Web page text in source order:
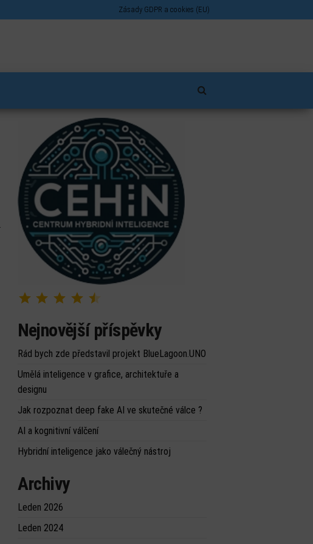
Zásady GDPR a cookies (EU)
Nejnovější příspěvky
Rád bych zde představil projekt BlueLagoon.UNO
Umělá inteligence v grafice, architektuře a
designu
Jak rozpoznat deep fake AI ve skutečné válce ?
AI a kognitivní válčení
Hybridní inteligence jako válečný nástroj
Archivy
Leden 2026
Leden 2024